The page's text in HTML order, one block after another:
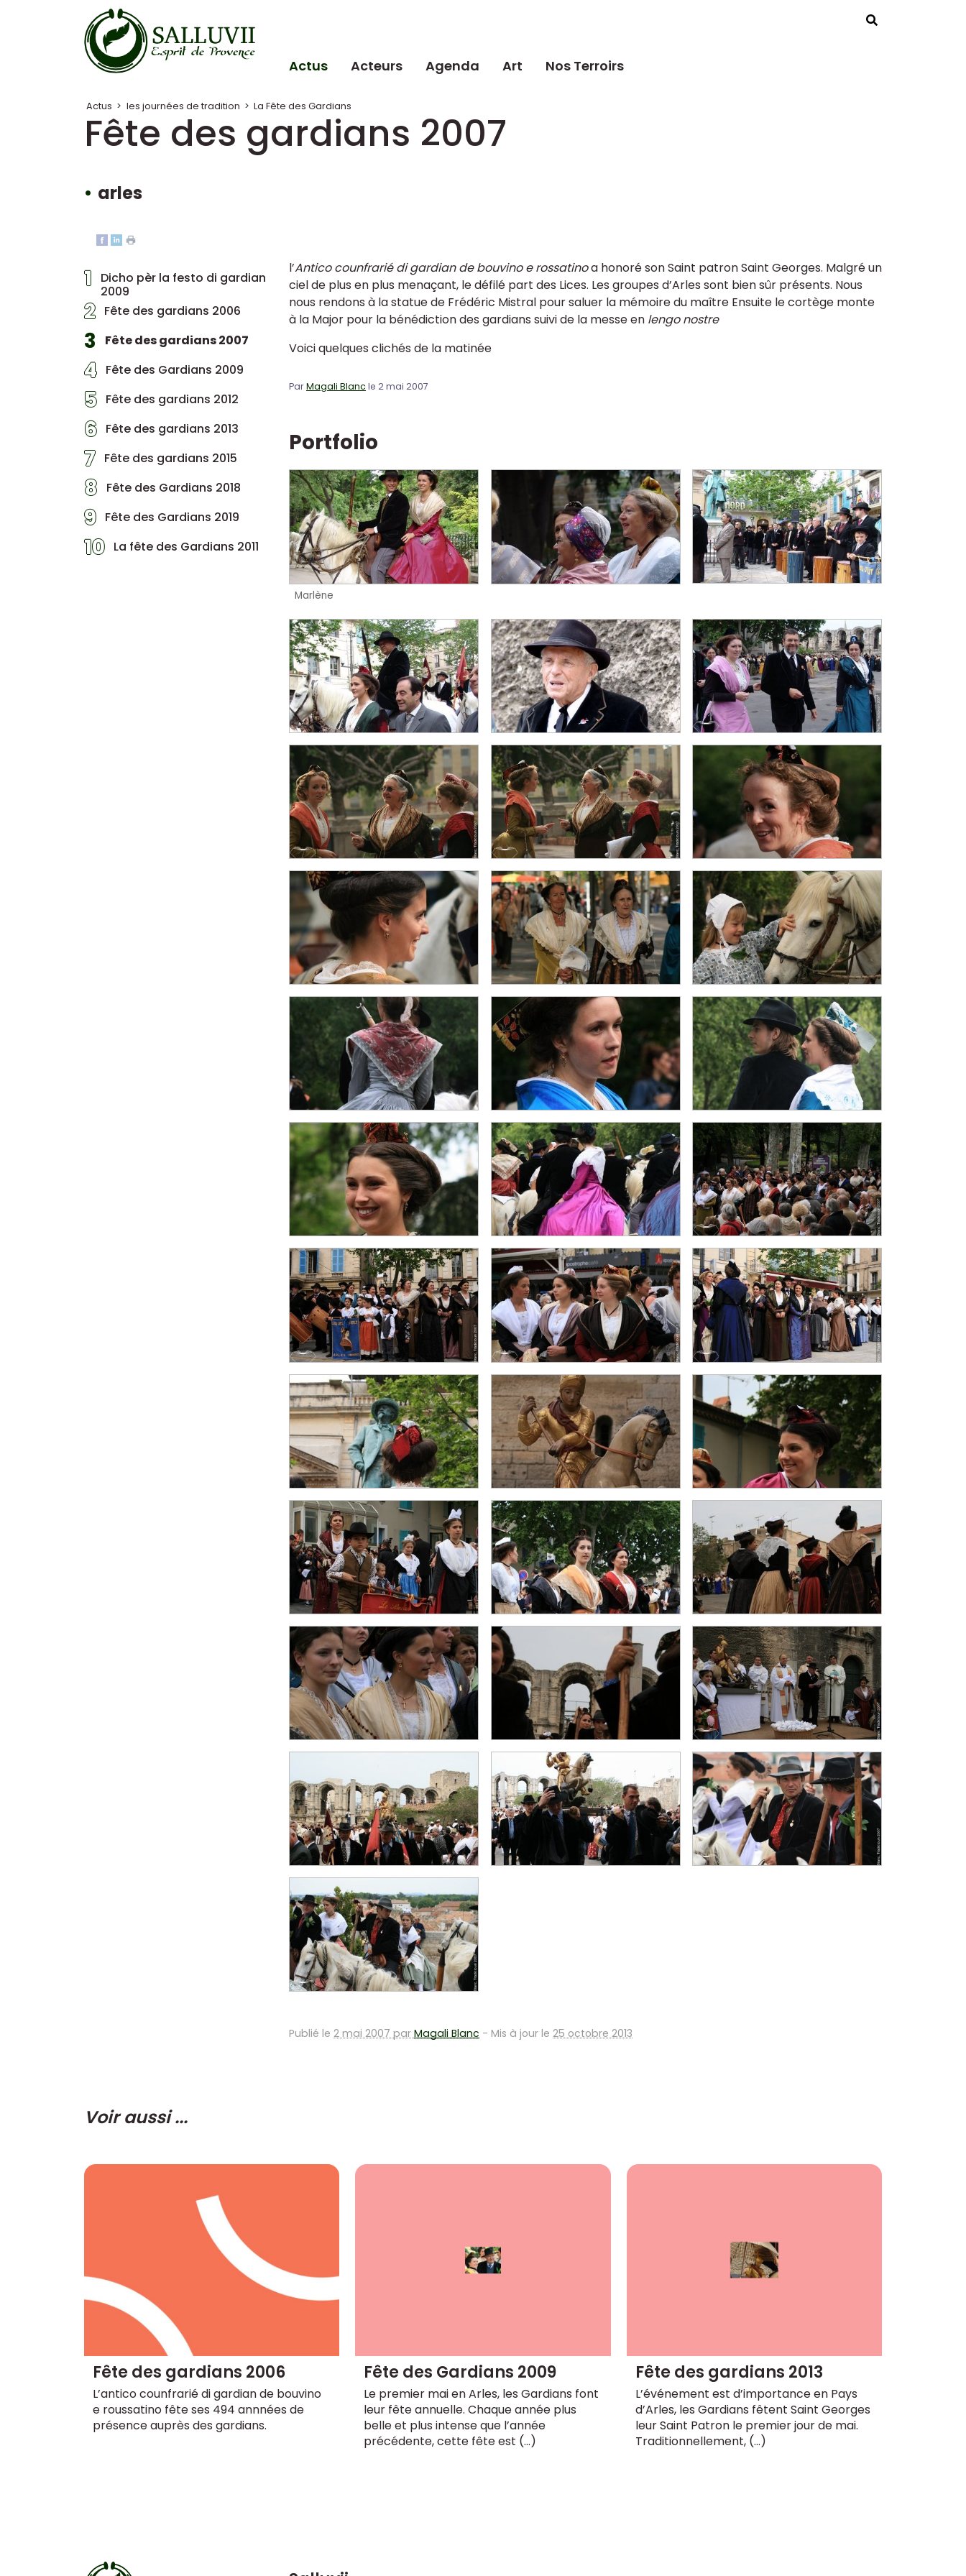
Panneau de gestion des cookies
Actus Acteurs Agenda Art Nos Terroirs
Actus > les journées de tradition > La Fête des Gardians
Fête des gardians 2007
arles
1
Dicho pèr la festo di gardian
2009
2 Fête des gardians 2006
3 Fête des gardians 2007
4 Fête des Gardians 2009
5 Fête des gardians 2012
6 Fête des gardians 2013
7 Fête des gardians 2015
8 Fête des Gardians 2018
9 Fête des Gardians 2019
10 La fête des Gardians 2011
l’Antico counfrarié di gardian de bouvino e rossatinoa honoré son Saint patron Saint Georges. Malgré un
ciel de plus en plus menaçant, le défilé part des Lices. Les groupes d’Arles sont bien sûr présents. Nous
nous rendons à la statue de Frédéric Mistral pour saluer la mémoire du maître Ensuite le cortège monte
à la Major pour la bénédiction des gardians suivi de la messe en lengo nostre
Voici quelques clichés de la matinée
ParMagali Blanc le 2 mai 2007
Portfolio
Marlène
Publié le 2 mai 2007 par Magali Blanc - Mis à jour le 25 octobre 2013
Voir aussi ...
Fête des gardians 2006
L’antico counfrarié di gardian de bouvino
e roussatino fête ses 494 annnées de
présence auprès des gardians.
Fête des Gardians 2009
Le premier mai en Arles, les Gardians font
leur fête annuelle. Chaque année plus
belle et plus intense que l’année
précédente, cette fête est (…)
Fête des gardians 2013
L’événement est d’importance en Pays
d’Arles, les Gardians fêtent Saint Georges
leur Saint Patron le premier jour de mai.
Traditionnellement, (…)